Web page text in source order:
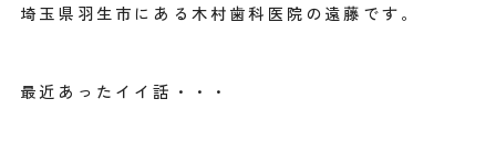
埼玉県羽生市にある木村歯科医院の遠藤です。
最近あったイイ話・・・